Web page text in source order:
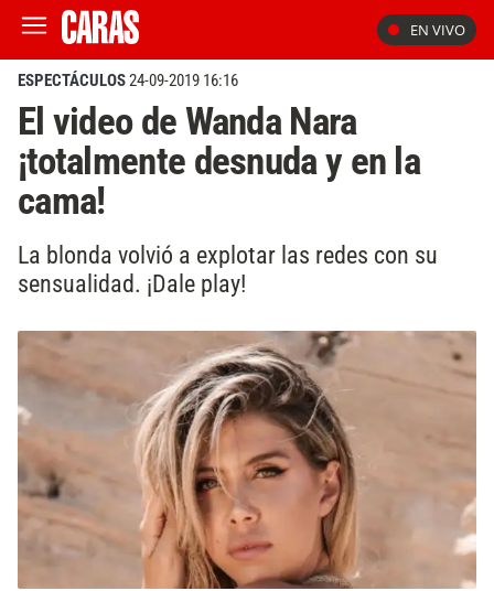
EN VIVO
ESPECTÁCULOS24-09-2019 16:16
El video de Wanda Nara
¡totalmente desnuda y en la
cama!
La blonda volvió a explotar las redes con su
sensualidad. ¡Dale play!